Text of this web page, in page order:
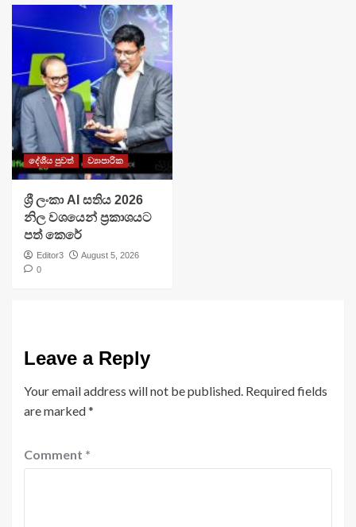
දේශීය පුවත් ව්‍යාපාරික
ශ්‍රී ලංකා AI සතිය 2026
නිල වශයෙන් ප්‍රකාශයට
පත් කෙරේ
Editor3
August 5, 2026
0
Leave a Reply
Your email address will not be published. Required fields
are marked*
Comment *